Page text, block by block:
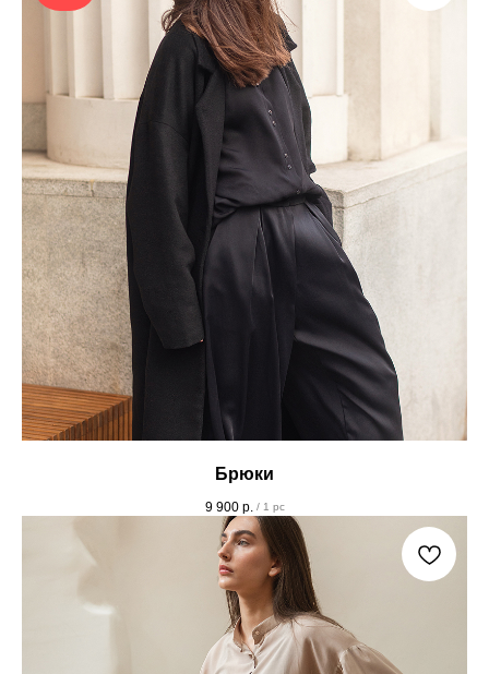
Брюки
9 900 р. / 1 pc